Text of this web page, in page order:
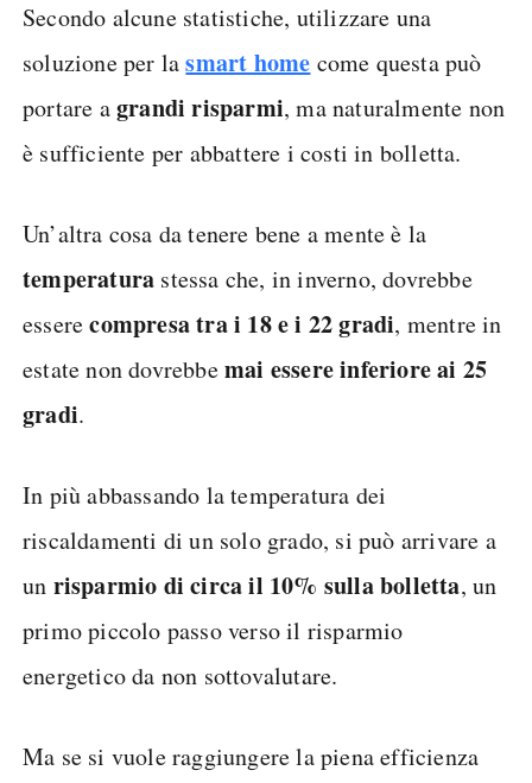
Secondo alcune statistiche, utilizzare una
soluzione per lasmart home come questa può
portare agrandi risparmi, ma naturalmente non
è sufficiente per abbattere i costi in bolletta.
Un’altra cosa da tenere bene a mente è la
temperatura stessa che, in inverno, dovrebbe
esserecompresa tra i 18 e i 22 gradi, mentre in
estate non dovrebbemai essereinferiore ai 25
gradi.
In più abbassando la temperatura dei
riscaldamenti di un solo grado, si può arrivare a
un risparmio di circa il 10% sulla bolletta, un
primo piccolo passo verso il risparmio
energetico da non sottovalutare.
Ma se si vuole raggiungere la piena efficienza